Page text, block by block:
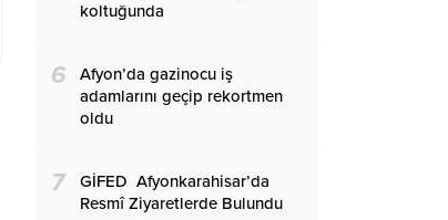
koltuğunda
6
Afyon’da gazinocu iş
adamlarını geçip rekortmen
oldu
7
GİFED Afyonkarahisar’da
Resmî Ziyaretlerde Bulundu